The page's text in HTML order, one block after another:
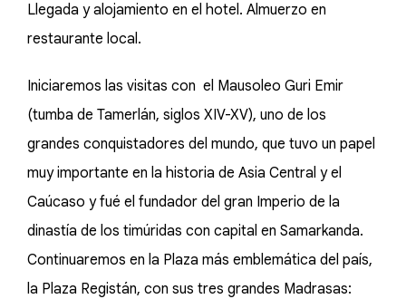
Llegada y alojamiento en el hotel. Almuerzo en
restaurante local.
Iniciaremos las visitas con el Mausoleo Guri Emir
(tumba de Tamerlán, siglos XIV-XV), uno de los
grandes conquistadores del mundo, que tuvo un papel
muy importante en la historia de Asia Central y el
Caúcaso y fué el fundador del gran Imperio de la
dinastía de los timúridas con capital en Samarkanda.
Continuaremos en la Plaza más emblemática del país,
la Plaza Registán, con sus tres grandes Madrasas: